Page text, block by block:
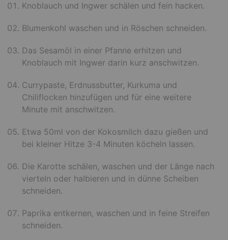
Knoblauch und Ingwer schälen und fein hacken.
Blumenkohl waschen und in Röschen schneiden.
Das Sesamöl in einer Pfanne erhitzen und
Knoblauch mit Ingwer darin kurz anschwitzen.
Currypaste, Erdnussbutter, Kurkuma und
Chiliflocken hinzufügen und für eine weitere
Minute mit anschwitzen.
Etwa 50ml von der Kokosmilch dazu gießen und
bei kleiner Hitze 3-4 Minuten köcheln lassen.
Die Karotte schälen, waschen und der Länge nach
vierteln oder halbieren und in dünne Scheiben
schneiden.
Paprika entkernen, waschen und in feine Streifen
schneiden.